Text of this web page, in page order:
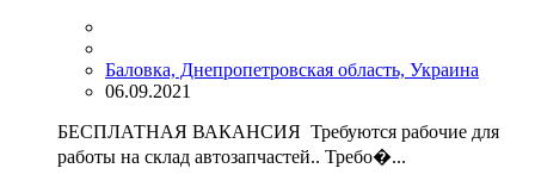
Баловка, Днепропетровская область, Украина
06.09.2021
БЕСПЛАТНАЯ ВАКАНСИЯ Требуются рабочие для
работы на склад автозапчастей.. Требо�...